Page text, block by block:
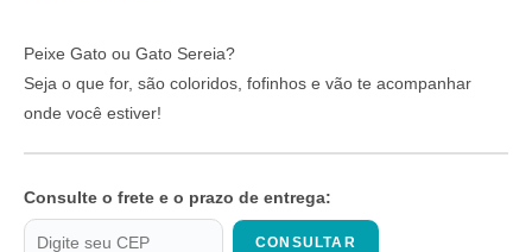
Peixe Gato ou Gato Sereia?
Seja o que for, são coloridos, fofinhos e vão te acompanhar
onde você estiver!
Consulte o frete e o prazo de entrega:
CONSULTAR